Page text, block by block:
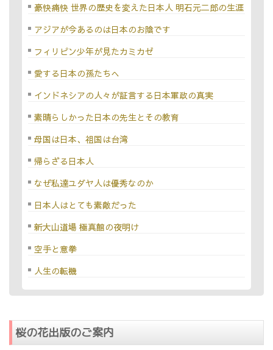
豪快痛快 世界の歴史を変えた日本人 明石元二郎の生涯
アジアが今あるのは日本のお陰です
フィリピン少年が見たカミカゼ
愛する日本の孫たちへ
インドネシアの人々が証言する日本軍政の真実
素晴らしかった日本の先生とその教育
母国は日本、祖国は台湾
帰らざる日本人
なぜ私達ユダヤ人は優秀なのか
日本人はとても素敵だった
新大山道場 極真館の夜明け
空手と意拳
人生の転機
桜の花出版のご案内